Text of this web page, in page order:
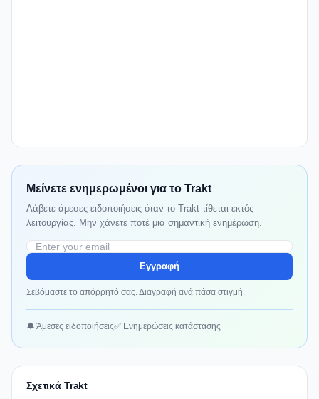
Μείνετε ενημερωμένοι για το Trakt
Λάβετε άμεσες ειδοποιήσεις όταν το Trakt τίθεται εκτός
λειτουργίας. Μην χάνετε ποτέ μια σημαντική ενημέρωση.
Εγγραφή
Σεβόμαστε το απόρρητό σας. Διαγραφή ανά πάσα στιγμή.
🔔 Άμεσες ειδοποιήσεις✅ Ενημερώσεις κατάστασης
Σχετικά Trakt